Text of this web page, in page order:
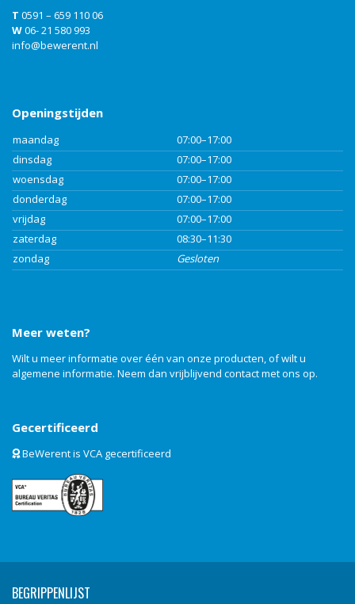
T 0591 – 659 110 06
W06- 21 580 993
info@bewerent.nl
Openingstijden
maandag
07:00–17:00
dinsdag
07:00–17:00
woensdag
07:00–17:00
donderdag
07:00–17:00
vrijdag
07:00–17:00
zaterdag
08:30–11:30
zondag
Gesloten
Meer weten?
Wilt u meer informatie over één van onze producten, of wilt u
algemene informatie. Neem dan vrijblijvend contactmet ons op.
Gecertificeerd
BeWerent is VCA gecertificeerd
BEGRIPPENLIJST